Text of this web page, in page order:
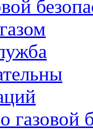
газовой